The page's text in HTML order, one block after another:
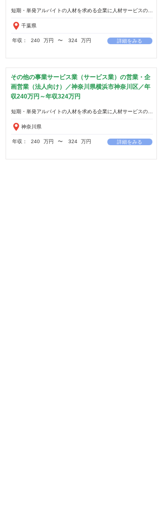
千葉県
年収： 240 万円 ​〜 324 万円 詳細をみる
その他の事業サービス業（サービス業）の営業・企
画営業（法人向け）／神奈川県横浜市神奈川区／年
収240万円～年収324万円
神奈川県
年収： 240 万円 ​〜 324 万円 詳細をみる